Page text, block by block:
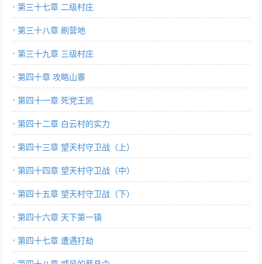
第三十七章 二级村庄
第三十八章 刷营地
第三十九章 三级村庄
第四十章 攻略山寨
第四十一章 死党王凯
第四十二章 白云村的实力
第四十三章 望天村守卫战（上）
第四十四章 望天村守卫战（中）
第四十五章 望天村守卫战（下）
第四十六章 天下第一镇
第四十七章 遭遇打劫